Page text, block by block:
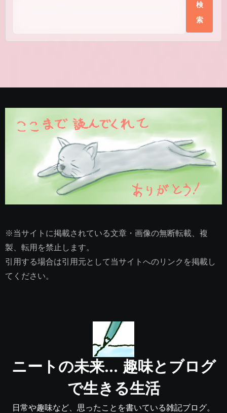
検
索
※当サイトに掲載されている文章・画像の無断転載、複
製、転用を禁止します。
引用する場合は引用元として当サイトへのリンクを掲載し
てください。
ニートの未来… 趣味とブログ
で生きる生活
日常や趣味など、思ったことを書いている雑記ブログ。